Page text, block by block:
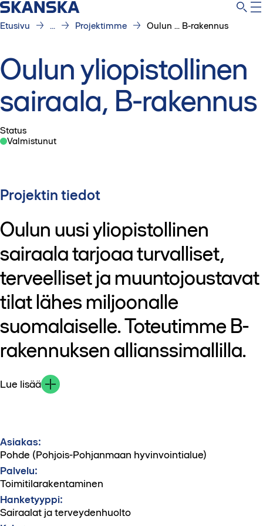
Etusivu ... Projektimme Oulun ... B-rakennus
Oulun yliopistollinen
sairaala, B-rakennus
Status
Valmistunut
Projektin tiedot
Oulun uusi yliopistollinen
sairaala tarjoaa turvalliset,
terveelliset ja muuntojoustavat
tilat lähes miljoonalle
suomalaiselle. Toteutimme B-
rakennuksen allianssimallilla.
Lue lisää
Asiakas:
Pohde (Pohjois-Pohjanmaan hyvinvointialue)
Palvelu:
Toimitilarakentaminen
Hanketyyppi:
Sairaalat ja terveydenhuolto